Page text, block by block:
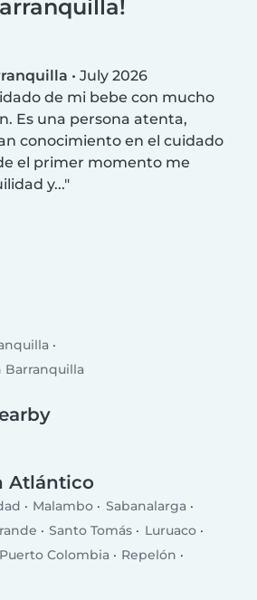
• July 2026
de mi bebe con mucho
Es una persona atenta,
conocimiento en el cuidado
el primer momento me
y...
Barranquilla
Atlántico
Malambo
Sabanalarga
Santo Tomás
Luruaco
Puerto Colombia
Repelón